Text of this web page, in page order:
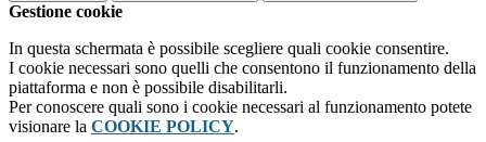
Gestione cookie
In questa schermata è possibile scegliere quali cookie consentire.
I cookie necessari sono quelli che consentono il funzionamento della
piattaforma e non è possibile disabilitarli.
Per conoscere quali sono i cookie necessari al funzionamento potete
visionare la COOKIE POLICY.